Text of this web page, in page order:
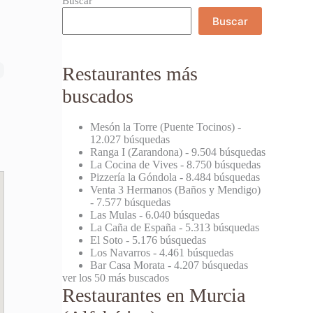
Buscar
Restaurantes más
buscados
Mesón la Torre (Puente Tocinos) -
12.027 búsquedas
Ranga I (Zarandona) - 9.504 búsquedas
La Cocina de Vives - 8.750 búsquedas
Pizzería la Góndola - 8.484 búsquedas
Venta 3 Hermanos (Baños y Mendigo)
- 7.577 búsquedas
Las Mulas - 6.040 búsquedas
La Caña de España - 5.313 búsquedas
El Soto - 5.176 búsquedas
Los Navarros - 4.461 búsquedas
Bar Casa Morata - 4.207 búsquedas
ver los 50 más buscados
Restaurantes en Murcia